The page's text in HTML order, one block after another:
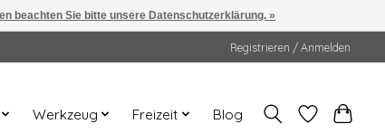
Registrieren / Anmelden
Werkzeug Freizeit Blog
beachten Sie bitte unsere Datenschutzerklärung. »